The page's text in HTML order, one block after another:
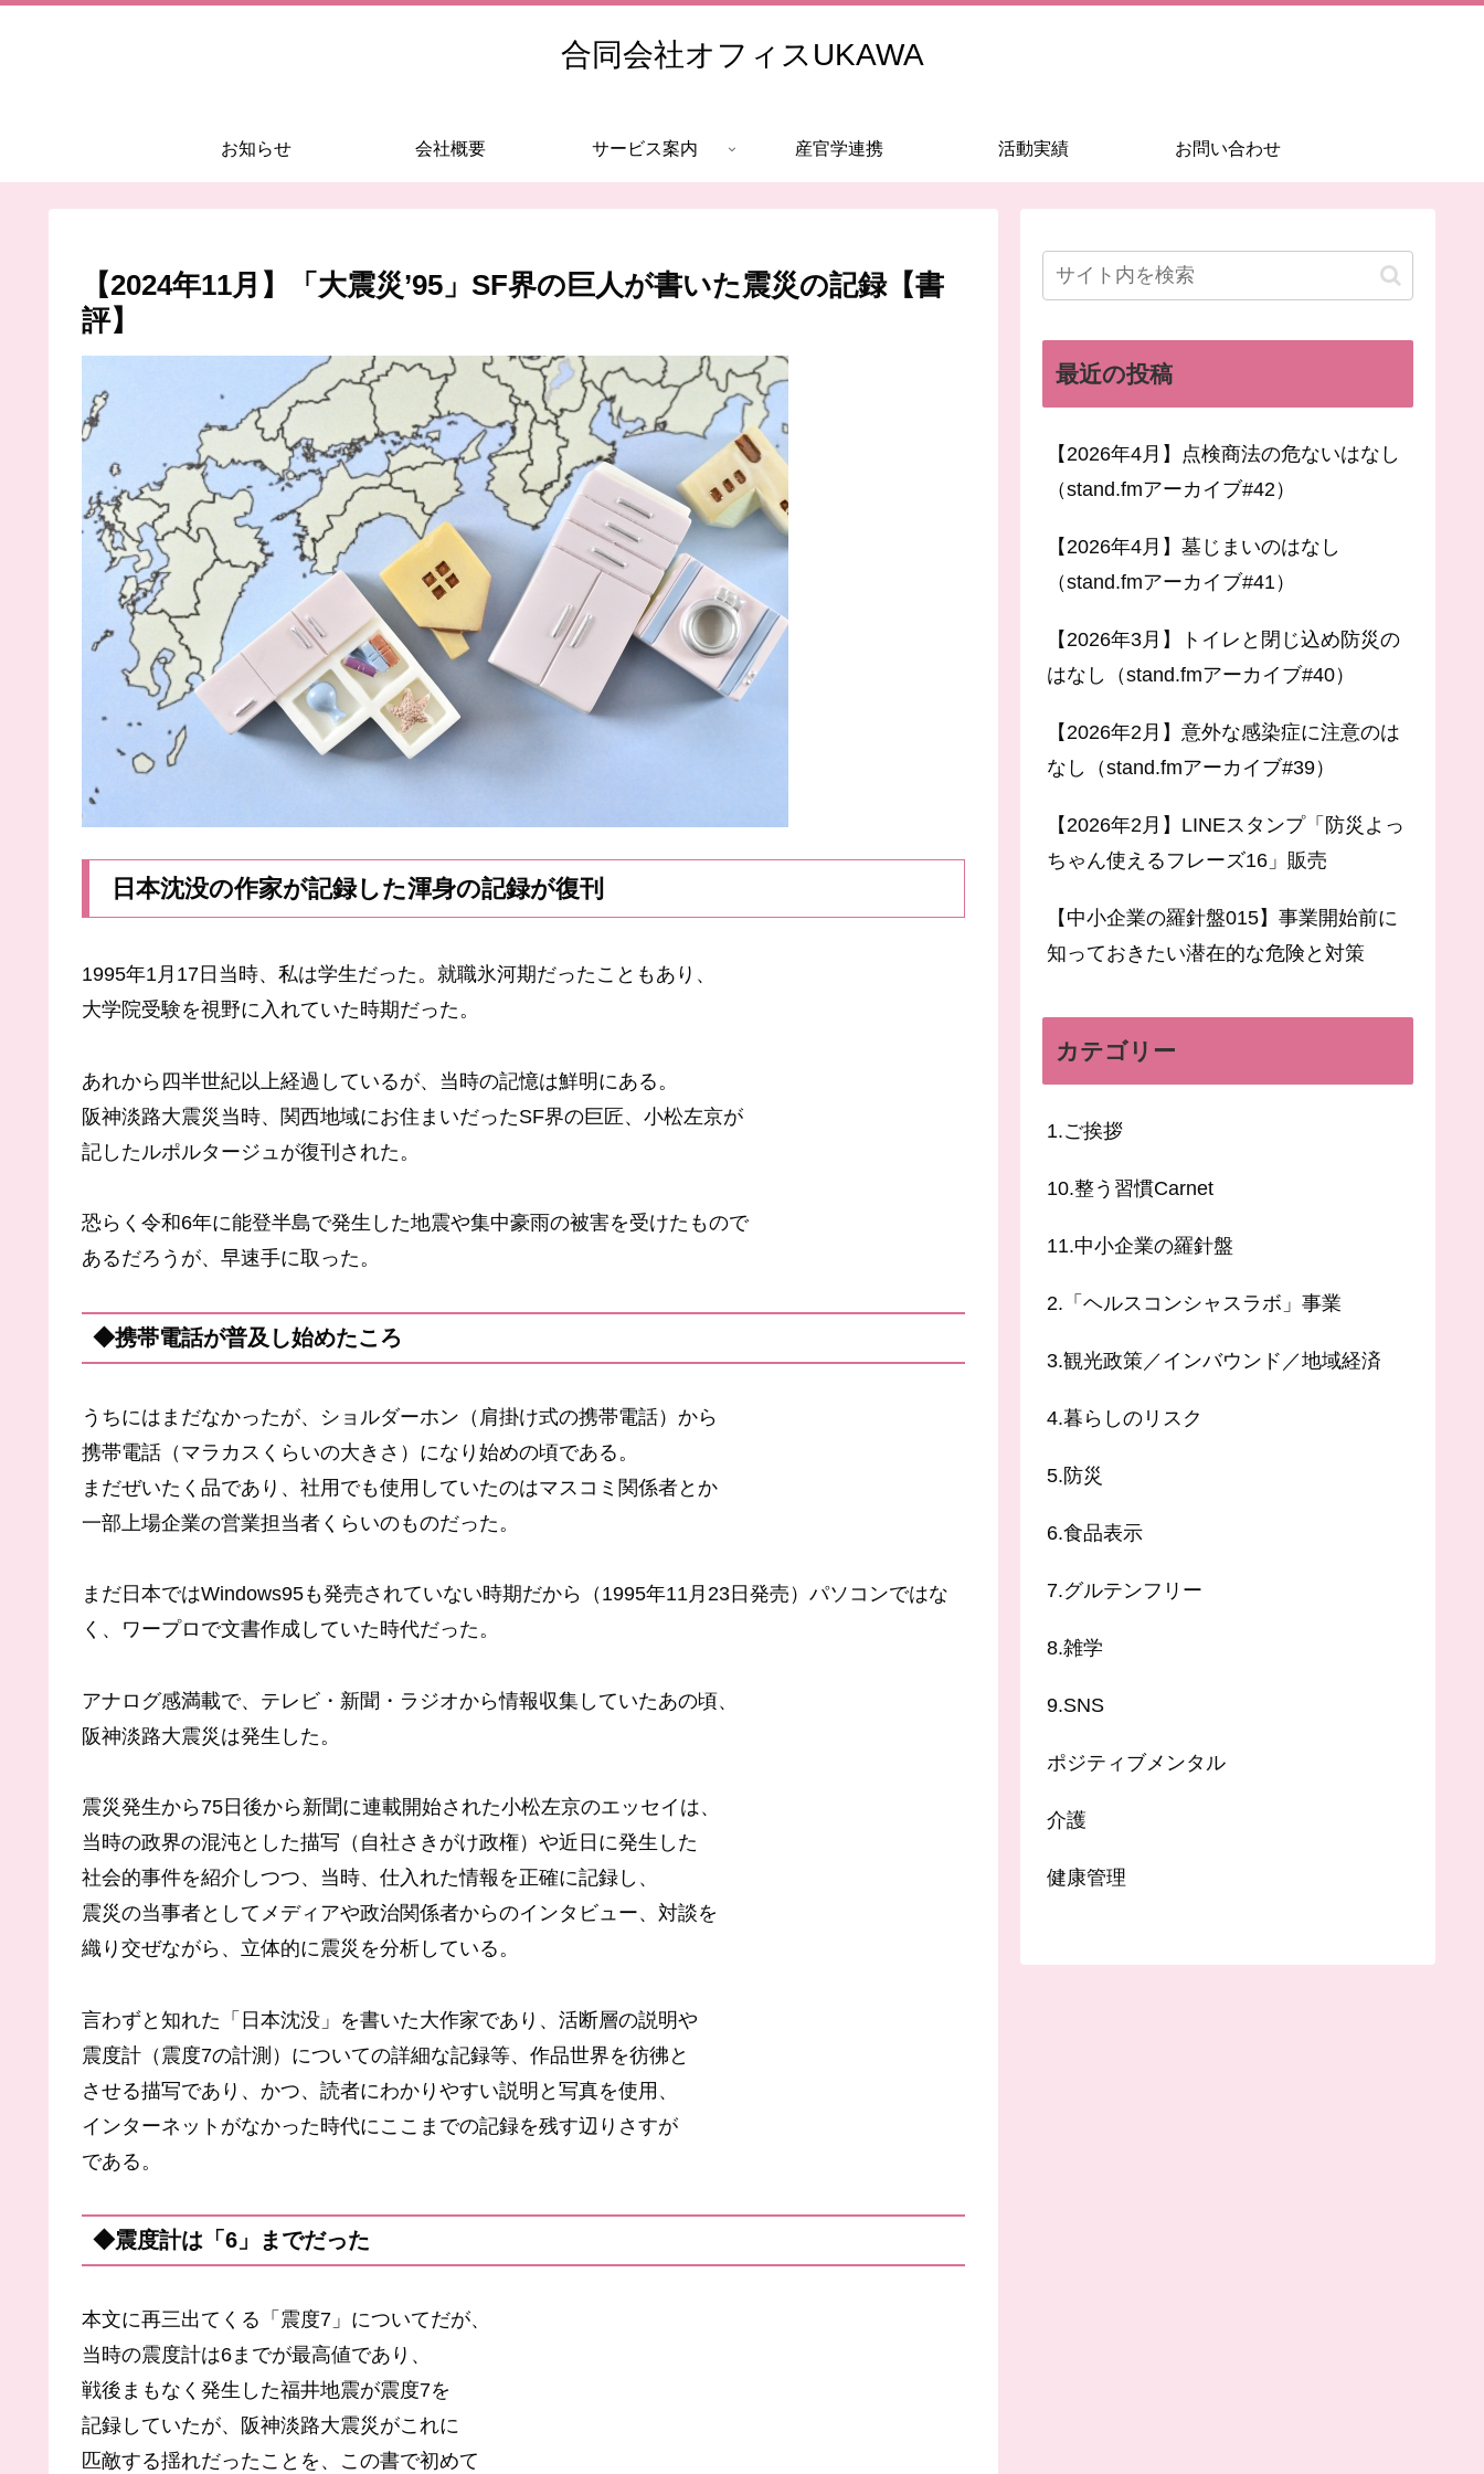
合同会社オフィスUKAWA
お知らせ 会社概要 サービス案内 産官学連携 活動実績 お問い合わせ
【2024年11月】「大震災’95」SF界の巨人が書いた震災の記録【書
評】
日本沈没の作家が記録した渾身の記録が復刊
1995年1月17日当時、私は学生だった。就職氷河期だったこともあり、
大学院受験を視野に入れていた時期だった。
あれから四半世紀以上経過しているが、当時の記憶は鮮明にある。
阪神淡路大震災当時、関西地域にお住まいだったSF界の巨匠、小松左京が
記したルポルタージュが復刊された。
恐らく令和6年に能登半島で発生した地震や集中豪雨の被害を受けたもので
あるだろうが、早速手に取った。
◆携帯電話が普及し始めたころ
うちにはまだなかったが、ショルダーホン（肩掛け式の携帯電話）から
携帯電話（マラカスくらいの大きさ）になり始めの頃である。
まだぜいたく品であり、社用でも使用していたのはマスコミ関係者とか
一部上場企業の営業担当者くらいのものだった。
まだ日本ではWindows95も発売されていない時期だから（1995年11月23日発売）パソコンではな
く、ワープロで文書作成していた時代だった。
アナログ感満載で、テレビ・新聞・ラジオから情報収集していたあの頃、
阪神淡路大震災は発生した。
震災発生から75日後から新聞に連載開始された小松左京のエッセイは、
当時の政界の混沌とした描写（自社さきがけ政権）や近日に発生した
社会的事件を紹介しつつ、当時、仕入れた情報を正確に記録し、
震災の当事者としてメディアや政治関係者からのインタビュー、対談を
織り交ぜながら、立体的に震災を分析している。
言わずと知れた「日本沈没」を書いた大作家であり、活断層の説明や
震度計（震度7の計測）についての詳細な記録等、作品世界を彷彿と
させる描写であり、かつ、読者にわかりやすい説明と写真を使用、
インターネットがなかった時代にここまでの記録を残す辺りさすが
である。
◆震度計は「6」までだった
本文に再三出てくる「震度7」についてだが、
当時の震度計は6までが最高値であり、
戦後まもなく発生した福井地震が震度7を
記録していたが、阪神淡路大震災がこれに
匹敵する揺れだったことを、この書で初めて
最近の投稿
【2026年4月】点検商法の危ないはなし
（stand.fmアーカイブ#42）
【2026年4月】墓じまいのはなし
（stand.fmアーカイブ#41）
【2026年3月】トイレと閉じ込め防災の
はなし（stand.fmアーカイブ#40）
【2026年2月】意外な感染症に注意のは
なし（stand.fmアーカイブ#39）
【2026年2月】LINEスタンプ「防災よっ
ちゃん使えるフレーズ16」販売
【中小企業の羅針盤015】事業開始前に
知っておきたい潜在的な危険と対策
カテゴリー
1.ご挨拶
10.整う習慣Carnet
11.中小企業の羅針盤
2.「ヘルスコンシャスラボ」事業
3.観光政策／インバウンド／地域経済
4.暮らしのリスク
5.防災
6.食品表示
7.グルテンフリー
8.雑学
9.SNS
ポジティブメンタル
介護
健康管理